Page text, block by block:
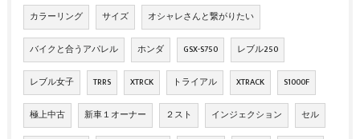
カラーリング サイズ オシャレさんと繋がりたい
バイクと合うアパレル ホンダ GSX-S750 レブル250
レブル女子 TRRS XTRCK トライアル XTRACK S1000F
極上中古 新車１オーナー ２スト インジェクション セル